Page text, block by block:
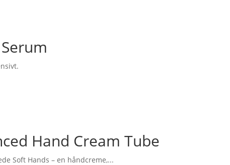
Hand Cream Tube
Soft Hands – en håndcreme,...